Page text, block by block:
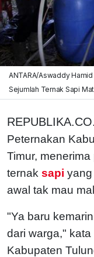
ANTARA/Aswaddy Hamid
Sejumlah Ternak Sapi
Peternakan
Timur,
ternak sapi
awal tak mau
"Ya baru
dari warga,"
Kabupaten